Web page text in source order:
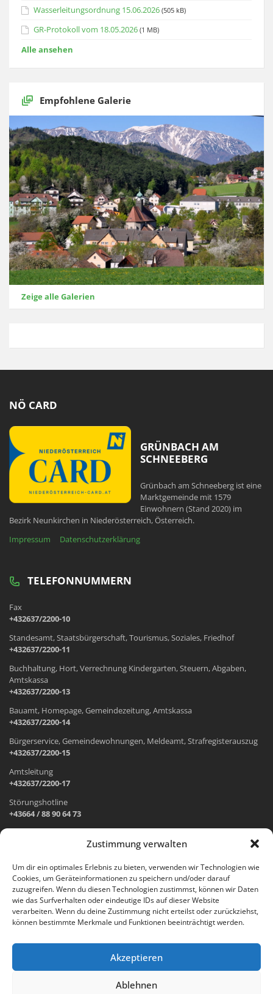
Zustimmung verwalten
Um dir ein optimales Erlebnis zu bieten, verwenden wir Technologien wie
Cookies, um Geräteinformationen zu speichern und/oder darauf
zuzugreifen. Wenn du diesen Technologien zustimmst, können wir Daten
wie das Surfverhalten oder eindeutige IDs auf dieser Website
verarbeiten. Wenn du deine Zustimmung nicht erteilst oder zurückziehst,
können bestimmte Merkmale und Funktionen beeinträchtigt werden.
Akzeptieren
Ablehnen
Wasserleitungsordnung 15.06.2026 (505 kB)
GR-Protokoll vom 18.05.2026 (1 MB)
Alle ansehen
Empfohlene Galerie
Zeige alle Galerien
NÖ CARD
GRÜNBACH AM
SCHNEEBERG
Grünbach am Schneeberg ist eine
Marktgemeinde mit 1579
Einwohnern (Stand 2020) im
Bezirk Neunkirchen in Niederösterreich, Österreich.
Impressum
Datenschutzerklärung
TELEFONNUMMERN
Fax
+432637/2200-10
Standesamt, Staatsbürgerschaft, Tourismus, Soziales, Friedhof
+432637/2200-11
Buchhaltung, Hort, Verrechnung Kindergarten, Steuern, Abgaben,
Amtskassa
+432637/2200-13
Bauamt, Homepage, Gemeindezeitung, Amtskassa
+432637/2200-14
Bürgerservice, Gemeindewohnungen, Meldeamt, Strafregisterauszug
+432637/2200-15
Amtsleitung
+432637/2200-17
Störungshotline
+43664 / 88 90 64 73
Wr. Neustädter Straße 1
2733 Grünbach am Schneeberg
Öffnungszeiten Gemeindeamt:
Montag: 8.00 – 12.00 Uhr und 14.00 – 18.00 Uhr
Freitag: 8.00 – 12.00 Uhr
Email: